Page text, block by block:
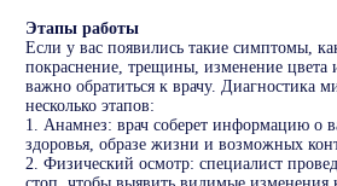
Этапы работы
Если у вас появились такие симптомы,
покраснение, трещины, изменение цвета
важно обратиться к врачу. Диагностика
несколько этапов:
1. Анамнез: врач соберет информацию о
здоровья, образе жизни и возможных
2. Физический осмотр: специалист